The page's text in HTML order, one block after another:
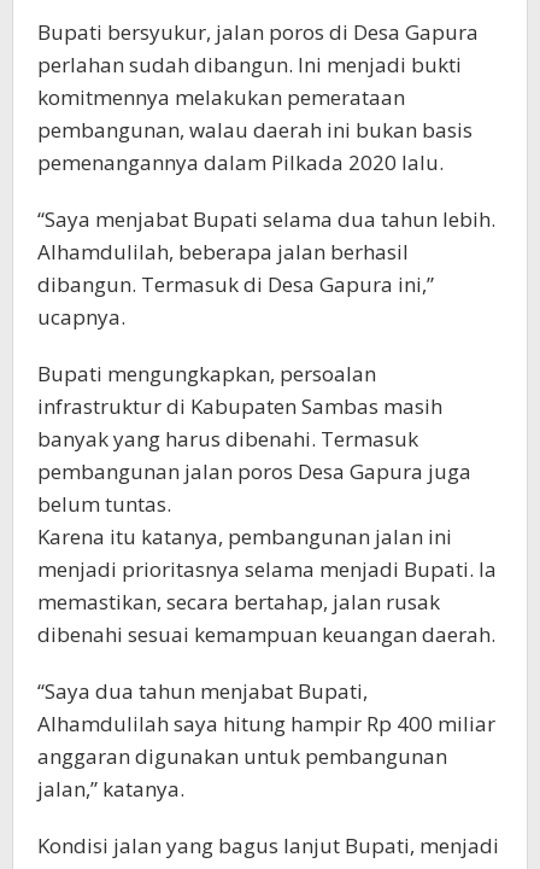
Bupati bersyukur, jalan poros di Desa Gapura
perlahan sudah dibangun. Ini menjadi bukti
komitmennya melakukan pemerataan
pembangunan, walau daerah ini bukan basis
pemenangannya dalam Pilkada 2020 lalu.
“Saya menjabat Bupati selama dua tahun lebih.
Alhamdulilah, beberapa jalan berhasil
dibangun. Termasuk di Desa Gapura ini,”
ucapnya.
Bupati mengungkapkan, persoalan
infrastruktur di Kabupaten Sambas masih
banyak yang harus dibenahi. Termasuk
pembangunan jalan poros Desa Gapura juga
belum tuntas.
Karena itu katanya, pembangunan jalan ini
menjadi prioritasnya selama menjadi Bupati. Ia
memastikan, secara bertahap, jalan rusak
dibenahi sesuai kemampuan keuangan daerah.
“Saya dua tahun menjabat Bupati,
Alhamdulilah saya hitung hampir Rp 400 miliar
anggaran digunakan untuk pembangunan
jalan,” katanya.
Kondisi jalan yang bagus lanjut Bupati, menjadi